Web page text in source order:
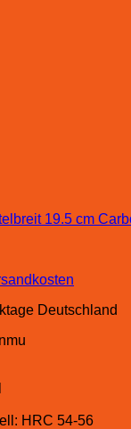
Deutschland
HRC 54-56